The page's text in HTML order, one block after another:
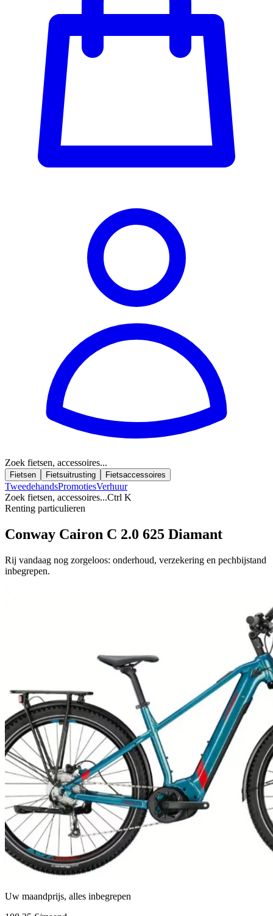
Zoek fietsen, accessoires...
Fietsen Fietsuitrusting Fietsaccessoires
TweedehandsPromotiesVerhuur
Zoek fietsen, accessoires...Ctrl K
Renting particulieren
Conway Cairon C 2.0 625 Diamant
Rij vandaag nog zorgeloos: onderhoud, verzekering en pechbijstand
inbegrepen.
Uw maandprijs, alles inbegrepen